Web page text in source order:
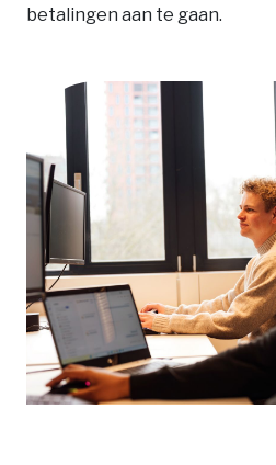
betalingen aan te gaan.